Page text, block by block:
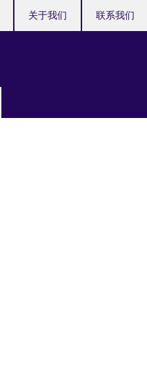
关于我们 联系我们